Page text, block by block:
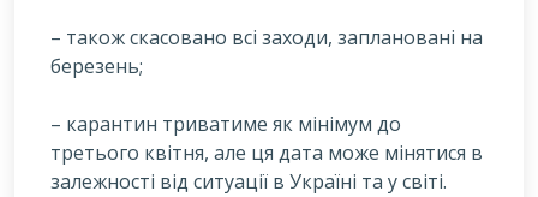
– також скасовано всі заходи, заплановані на
березень;
– карантин триватиме як мінімум до
третього квітня, але ця дата може мінятися в
залежності від ситуації в Україні та у світі.